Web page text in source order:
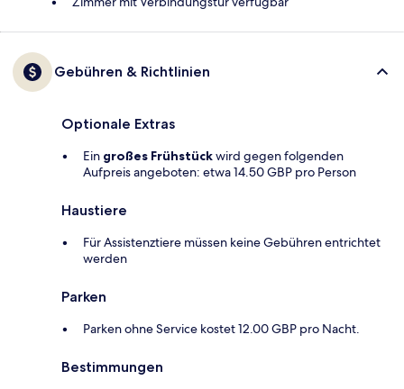
Gebühren & Richtlinien
Optionale Extras
Ein großes Frühstückwird gegen folgenden
Aufpreis angeboten: etwa 14.50 GBP pro Person
Haustiere
Für Assistenztiere müssen keine Gebühren entrichtet
werden
Parken
Parken ohne Service kostet 12.00 GBP pro Nacht.
Bestimmungen